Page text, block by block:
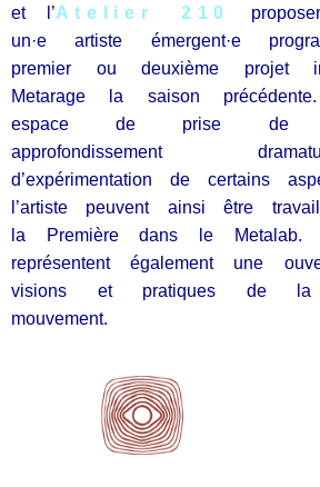
et l’Atelier 210
un·e artiste émergent·e
premier ou deuxième projet
Metarage la saison
espace de prise de
approfondissement
d’expérimentation de certains
l’artiste peuvent ainsi être
la Première dans le Metalab.
représentent également une
visions et pratiques de
mouvement.